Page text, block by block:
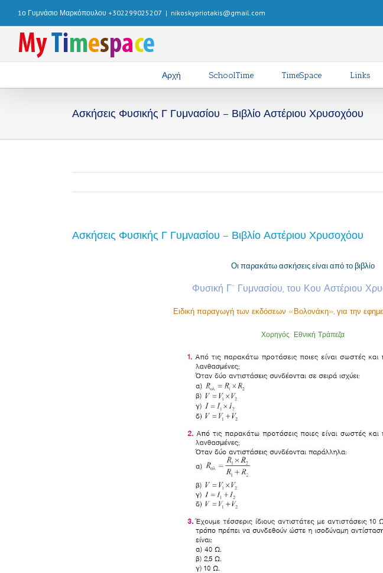
1ο Γυμνάσιο Μαρκόπουλου +302299025207 | nikoskypriotakis@gmail.com
Αρχή SchoolTime TimeSpace Links
Ασκήσεις Φυσικής Γ Γυμνασίου – Βιβλίο Αστέριου Χρυσοχόου
Ασκήσεις Φυσικής Γ Γυμνασίου – Βιβλίο Αστέριου Χρυσοχόου
Οι παρακάτω ασκήσεις είναι από το βιβλίο
Φυσική Γ” Γυμνασίου, του Κου Αστέριου
Ειδική παραγωγή των εκδόσεων «Βολονάκη», για την
Χορηγός: Εθνική Τράπεζα